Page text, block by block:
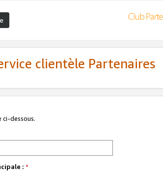
clientèle Partenaires
dessous.
: *